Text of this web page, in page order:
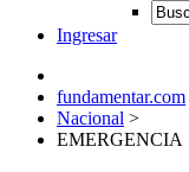
Ingresar
fundamentar.com
Nacional >
EMERGENCIA